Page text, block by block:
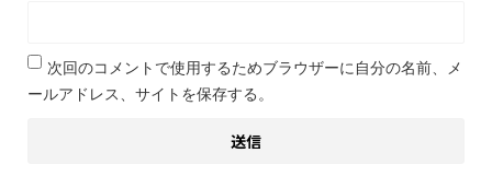
次回のコメントで使用するためブラウザーに自分の名前、メ
ールアドレス、サイトを保存する。